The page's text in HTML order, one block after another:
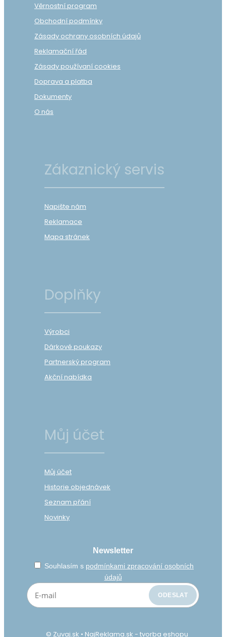
Věrnostní program
Obchodní podmínky
Zásady ochrany osobních údajů
Reklamační řád
Zásady používaní cookies
Doprava a platba
Dokumenty
O nás
Zákaznický servis
Napište nám
Reklamace
Mapa stránek
Doplňky
Výrobci
Dárkové poukazy
Partnerský program
Akční nabídka
Můj účet
Můj účet
Historie objednávek
Seznam přání
Novinky
Newsletter
Souhlasím s podmínkami zpracování osobních
údajů
© Zuvaj.sk • NajReklama.sk - tvorba eshopu